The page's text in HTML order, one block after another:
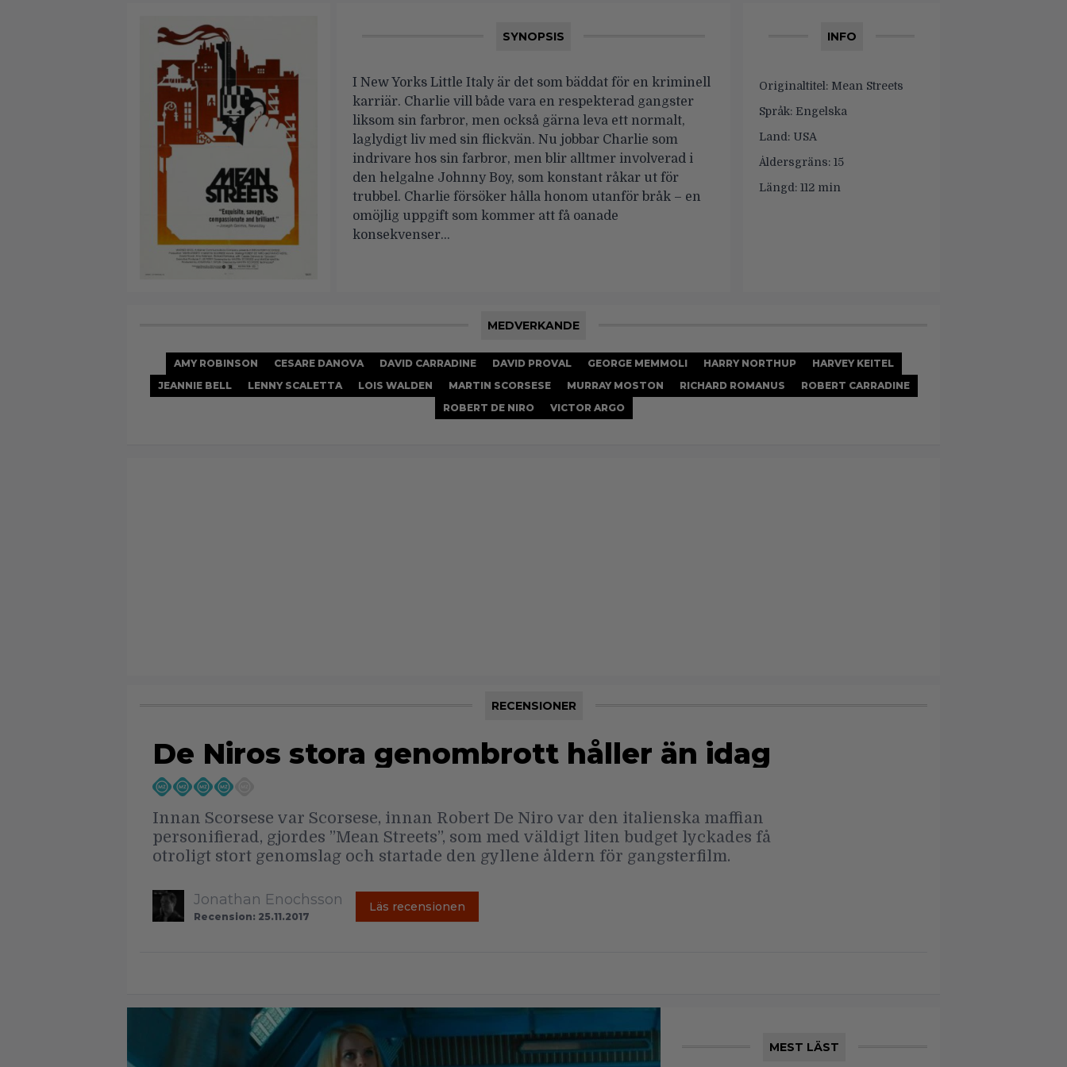
SYNOPSIS
I New Yorks Little Italy är det som bäddat för en kriminell
karriär. Charlie vill både vara en respekterad gangster
liksom sin farbror, men också gärna leva ett normalt,
laglydigt liv med sin flickvän. Nu jobbar Charlie som
indrivare hos sin farbror, men blir alltmer involverad i
den helgalne Johnny Boy, som konstant råkar ut för
trubbel. Charlie försöker hålla honom utanför bråk – en
omöjlig uppgift som kommer att få oanade
konsekvenser…
INFO
Originaltitel: Mean Streets
Språk: Engelska
Land: USA
Åldersgräns: 15
Längd: 112 min
MEDVERKANDE
AMY ROBINSON CESARE DANOVA DAVID CARRADINE DAVID PROVAL GEORGE MEMMOLI HARRY NORTHUP
HARVEY KEITEL
JEANNIE BELL
LENNY SCALETTA LOIS WALDEN MARTIN SCORSESE MURRAY MOSTON RICHARD ROMANUS
ROBERT CARRADINE
ROBERT DE NIRO
VICTOR ARGO
RECENSIONER
De Niros stora genombrott håller än idag
Innan Scorsese var Scorsese, innan Robert De Niro var den italienska maffian
personifierad, gjordes ”Mean Streets”, som med väldigt liten budget lyckades få
otroligt stort genomslag och startade den gyllene åldern för gangsterfilm.
Jonathan Enochsson
Recension: 25.11.2017
Läs recensionen
MEST LÄST